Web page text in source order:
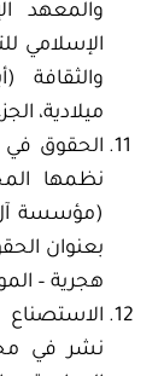
والمعهد
الإسلامي
ميلادية، الجزء
الحقوق في
نظمها
(مؤسسة آل
هجرية – الموافق 1992
الاستصناع
نشر في